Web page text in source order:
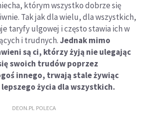
którym wszystko dobrze się
Tak jak dla wielu, dla wszystkich,
taryfy ulgowej i często stawia ich w
i trudnych.Jednak mimo
są ci, którzy żyją nie ulegając
swoich trudów poprzez
innego, trwają stale żywiąc
życia dla wszystkich.
DEON.PL POLECA